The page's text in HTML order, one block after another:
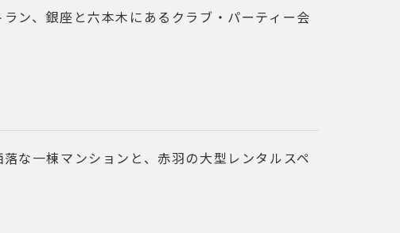
ン、銀座と六本木にあるクラブ・パーティー会
な一棟マンションと、赤羽の大型レンタルスペ